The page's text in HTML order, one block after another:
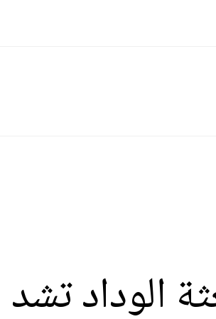
الوداد